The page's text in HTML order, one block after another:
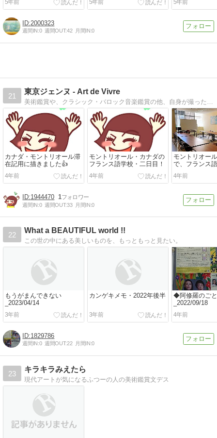
5年前 5年前 5年前
2000323
週間IN:0 週間OUT:42 月間IN:0
21
東京ジェンヌ - Art de Vivre
カナダ・モントリオール滞
在記用に描きました👍
4年前
モントリオール・カナダの
フランス語学校・二日目！
4年前
モントリオー
で、フランス
日。
4年前
1944470 1
週間IN:0 週間OUT:33 月間IN:0
22
What a BEAUTIFUL world !!
この世の中にある美しいものを、もっともっと見たい。
もうがまんできない
_2023/04/14
3年前
カンゲキメモ・2022年後半
3年前
◆阿修羅のご
_2022/09/18
4年前
1829786
週間IN:0 週間OUT:22 月間IN:0
23
キラキラみえたら
現代アートが気になるふつーの人の美術鑑賞文デス